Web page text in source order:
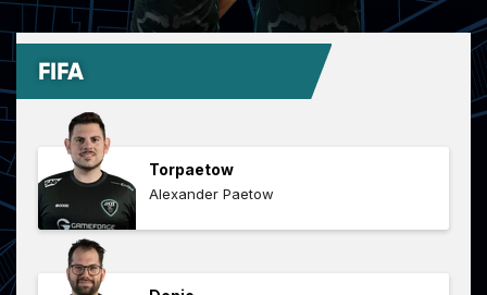
FIFA
Torpaetow
Alexander Paetow